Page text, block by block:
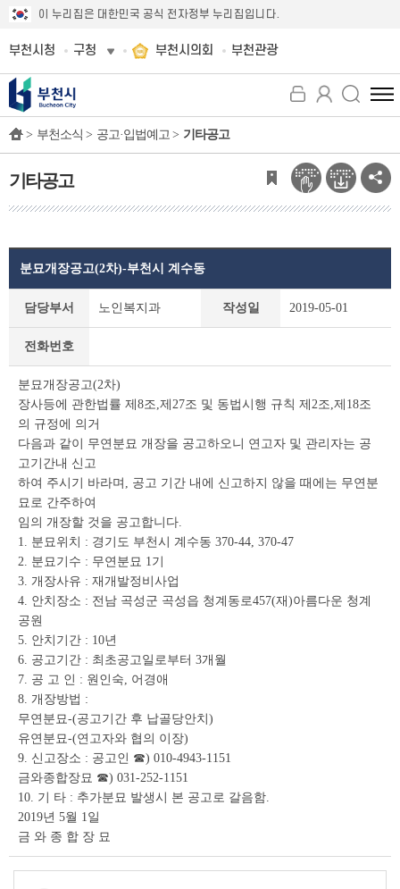
이 누리집은 대한민국 공식 전자정부 누리집입니다.
부천시청 구청 부천시의회 부천관광
전
체
뉴
보
기
> 부천소식 > 공고·입법예고 > 기타공고
기타공고
상
세
조
회
테
이
블
분묘개장공고(2차)-부천시 계수동
담당부서 노인복지과 작성일 2019-05-01
전화번호
분묘개장공고(2차)
장사등에 관한법률 제8조,제27조 및 동법시행 규칙 제2조,제18조
의 규정에 의거
다음과 같이 무연분묘 개장을 공고하오니 연고자 및 관리자는 공
고기간내 신고
하여 주시기 바라며, 공고 기간 내에 신고하지 않을 때에는 무연분
묘로 간주하여
임의 개장할 것을 공고합니다.
1. 분묘위치 : 경기도 부천시 계수동 370-44, 370-47
2. 분묘기수 : 무연분묘 1기
3. 개장사유 : 재개발정비사업
4. 안치장소 : 전남 곡성군 곡성읍 청계동로457(재)아름다운 청계
공원
5. 안치기간 : 10년
6. 공고기간 : 최초공고일로부터 3개월
7. 공 고 인 : 원인숙, 어경애
8. 개장방법 :
무연분묘-(공고기간 후 납골당안치)
유연분묘-(연고자와 협의 이장)
9. 신고장소 : 공고인 ☎) 010-4943-1151
금와종합장묘 ☎) 031-252-1151
10. 기 타 : 추가분묘 발생시 본 공고로 갈음함.
2019년 5월 1일
금 와 종 합 장 묘